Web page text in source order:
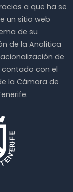
a que ha se
un sitio web
de su
de la Analítica
de
contado con el
la Cámara de